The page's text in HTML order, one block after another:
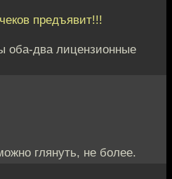
предъявит!!!
оба-два лицензионные
глянуть, не более.